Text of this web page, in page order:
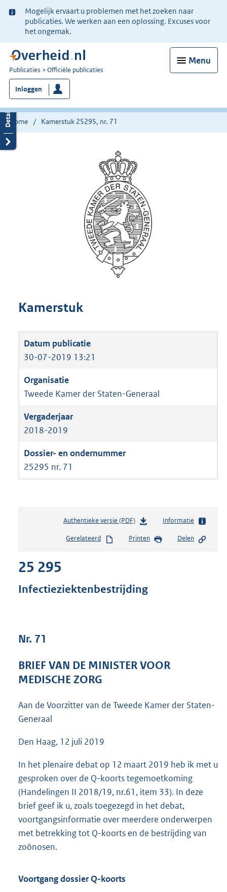
Ter
informatie:
Mogelijk ervaart u problemen met het zoeken naar
publicaties. We werken aan een oplossing. Excuses voor
het ongemak.
Menu
U
bent
nu
hier:
Publicaties Officiële publicaties
Inloggen
Home Kamerstuk 25295, nr. 71
Kamerstuk
30-07-2019 13:21
Tweede Kamer der Staten-Generaal
2018-2019
25295 nr. 71
Authentieke versie (PDF)b
s
s
e
4
Informatie
Gerelateerd Printen Delen
25 295
Infectieziektenbestrijding
Nr. 71
BRIEF VAN DE MINISTER VOOR
MEDISCHE ZORG
Aan de Voorzitter van de Tweede Kamer der Staten-
Generaal
Den Haag, 12 juli 2019
In het plenaire debat op 12 maart 2019 heb ik met u
gesproken over de Q-koorts tegemoetkoming
(Handelingen II 2018/19, nr.61, item 33). In deze
brief geef ik u, zoals toegezegd in het debat,
voortgangsinformatie over meerdere onderwerpen
met betrekking tot Q-koorts en de bestrijding van
zoönosen.
Voortgang dossier Q-koorts